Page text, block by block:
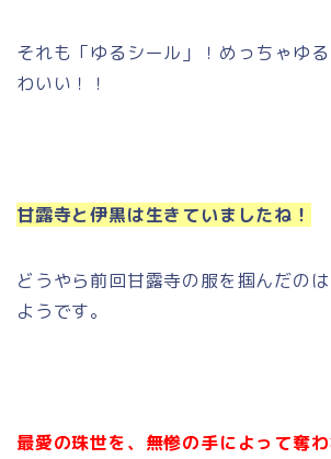
それも「ゆるシール」！めっちゃゆ
わいい！！
甘露寺と伊黒は生きていましたね！
どうやら前回甘露寺の服を掴んだの
ようです。
最愛の珠世を、無惨の手によって奪